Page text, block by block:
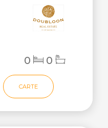
0 0
CARTE